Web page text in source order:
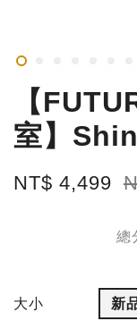
【
室】
NT$ 4,499
總
大小 新